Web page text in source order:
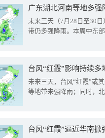
广东湖北河南等地多
未来三天（7月28日至30
带仍多强降雨。本周中东
台风“红霞”影响持续
未来三天，台风“红霞”或
等地带来强降雨；同时，
台风“红霞”逼近华南